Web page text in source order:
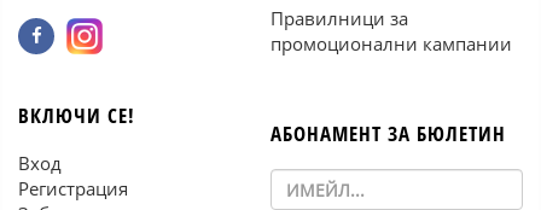
Правилници за
промоционални кампании
ВКЛЮЧИ СЕ!
Вход
Регистрация
АБОНАМЕНТ ЗА БЮЛЕТИН